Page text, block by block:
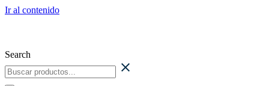
Ir al contenido
Search